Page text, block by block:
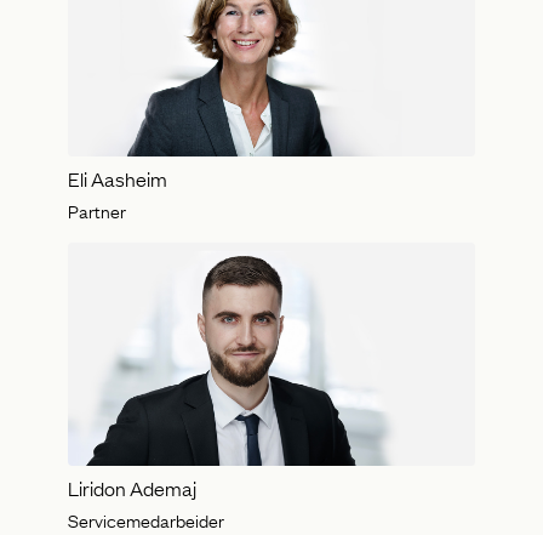
Eli Aasheim
Partner
Liridon Ademaj
Servicemedarbeider